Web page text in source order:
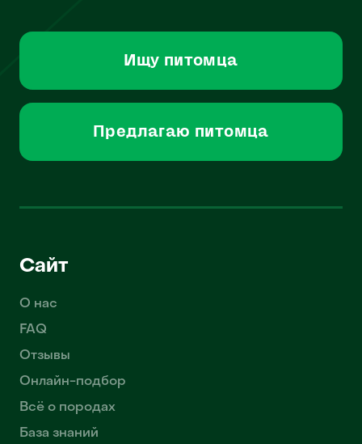
Ищу питомца
Предлагаю питомца
Сайт
О нас
FAQ
Отзывы
Онлайн-подбор
Всё о породах
База знаний